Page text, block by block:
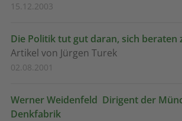
15.12.2003
Die Politik tut gut daran, sich beraten
Artikel von Jürgen Turek
02.08.2001
Werner Weidenfeld  Dirigent der
Denkfabrik